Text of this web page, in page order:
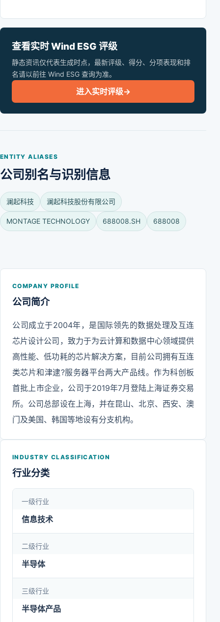
查看实时 Wind ESG 评级
静态资讯仅代表生成时点，最新评级、得分、分项表现和排
名请以前往 Wind ESG 查询为准。
进入实时评级→
ENTITY ALIASES
公司别名与识别信息
澜起科技 澜起科技股份有限公司
MONTAGE TECHNOLOGY 688008.SH 688008
COMPANY PROFILE
公司简介
公司成立于2004年，是国际领先的数据处理及互连
芯片设计公司，致力于为云计算和数据中心领域提供
高性能、低功耗的芯片解决方案，目前公司拥有互连
类芯片和津逮?服务器平台两大产品线。作为科创板
首批上市企业，公司于2019年7月登陆上海证券交易
所。公司总部设在上海，并在昆山、北京、西安、澳
门及美国、韩国等地设有分支机构。
INDUSTRY CLASSIFICATION
行业分类
一级行业
信息技术
二级行业
半导体
三级行业
半导体产品